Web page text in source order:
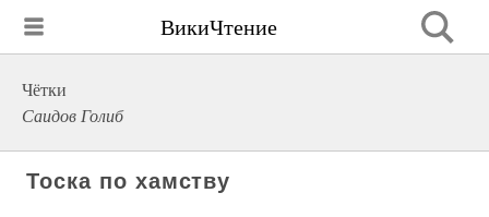
ВикиЧтение
Чётки
Саидов Голиб
Тоска по хамству